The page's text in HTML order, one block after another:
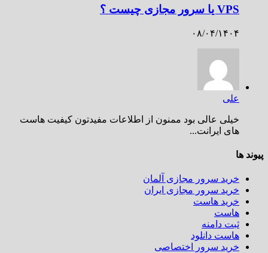
VPS یا سرور مجازی چیست ؟
۰۸/۰۴/۱۴۰۴
علی
خیلی عالی بود ممنون از اطلاعات مفیدتون کیفیت هاست
های ایرانت...
پیوند ها
خرید سرور مجازی آلمان
خرید سرور مجازی ایران
خرید هاست
هاست
ثبت دامنه
هاست دانلود
خرید سرور اختصاصی